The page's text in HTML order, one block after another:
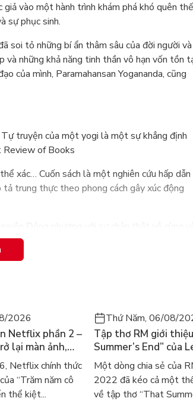
giả vào một hành trình khám phá khó quên thế
sự phục sinh.
soi tỏ những bí ẩn thâm sâu của đời người và
và những khả năng tinh thần vô hạn vốn tồn
của mình, Paramahansan Yogananda, cũng
truyện của một yogi là một sự khẳng định
Review of Books
xác… Cuốn sách là một nghiên cứu hấp dẫn
trung thực theo phong cách gây xúc động
là câu chuyện về một cuộc đời ngập trong hành
2026
Netflix phần 2 –
lại màn ảnh,
lại García
Netflix chính thức
“Trăm năm cô
thể kiệt...
Thứ Năm, 06/08/
Tập thơ RM giới
Summer’s End” của
ra mắt bản tiếng Anh
gây sốt
Một dòng chia sẻ của
2022 đã kéo cả một
về tập thơ “That